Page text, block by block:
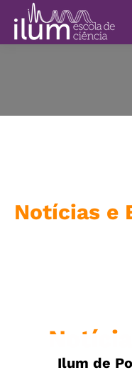
Notícias e
Ilum de